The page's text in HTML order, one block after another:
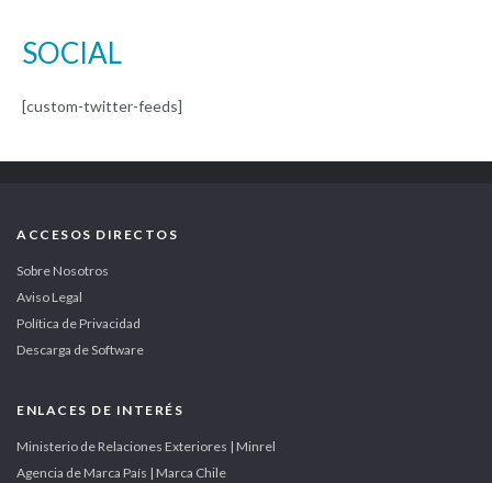
SOCIAL
[custom-twitter-feeds]
ACCESOS DIRECTOS
Sobre Nosotros
Aviso Legal
Política de Privacidad
Descarga de Software
ENLACES DE INTERÉS
Ministerio de Relaciones Exteriores | Minrel
Agencia de Marca País | Marca Chile